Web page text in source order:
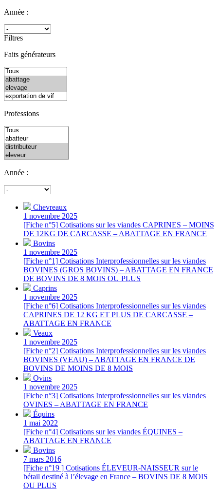
Année :
Filtres
Faits générateurs
Professions
Année :
Chevreaux
1 novembre 2025
[Fiche n°5] Cotisations sur les viandes CAPRINES – MOINS
DE 12KG DE CARCASSE – ABATTAGE EN FRANCE
Bovins
1 novembre 2025
[Fiche n°1] Cotisations Interprofessionnelles sur les viandes
BOVINES (GROS BOVINS) – ABATTAGE EN FRANCE
DE BOVINS DE 8 MOIS OU PLUS
Caprins
1 novembre 2025
[Fiche n°6] Cotisations Interprofessionnelles sur les viandes
CAPRINES DE 12 KG ET PLUS DE CARCASSE –
ABATTAGE EN FRANCE
Veaux
1 novembre 2025
[Fiche n°2] Cotisations Interprofessionnelles sur les viandes
BOVINES (VEAU) – ABATTAGE EN FRANCE DE
BOVINS DE MOINS DE 8 MOIS
Ovins
1 novembre 2025
[Fiche n°3] Cotisations Interprofessionnelles sur les viandes
OVINES – ABATTAGE EN FRANCE
Équins
1 mai 2022
[Fiche n°4] Cotisations sur les viandes ÉQUINES –
ABATTAGE EN FRANCE
Bovins
7 mars 2016
[Fiche n°19 ] Cotisations ÉLEVEUR-NAISSEUR sur le
bétail destiné à l’élevage en France – BOVINS DE 8 MOIS
OU PLUS